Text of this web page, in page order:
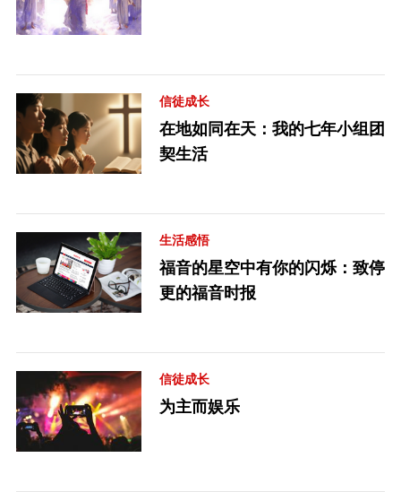
信徒成长
在地如同在天：我的七年小组团
契生活
生活感悟
福音的星空中有你的闪烁：致停
更的福音时报
信徒成长
为主而娱乐